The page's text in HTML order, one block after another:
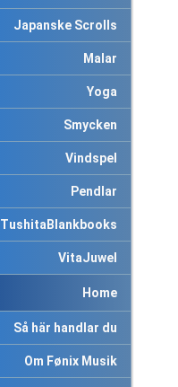
Japanske Scrolls
Malar
Yoga
Smycken
Vindspel
Pendlar
TushitaBlankbooks
VitaJuwel
Home
Så här handlar du
Om Fønix Musik